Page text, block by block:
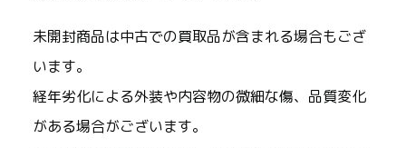
未開封商品は中古での買取品が含まれる場合もござ
います。
経年劣化による外装や内容物の微細な傷、品質変化
がある場合がございます。